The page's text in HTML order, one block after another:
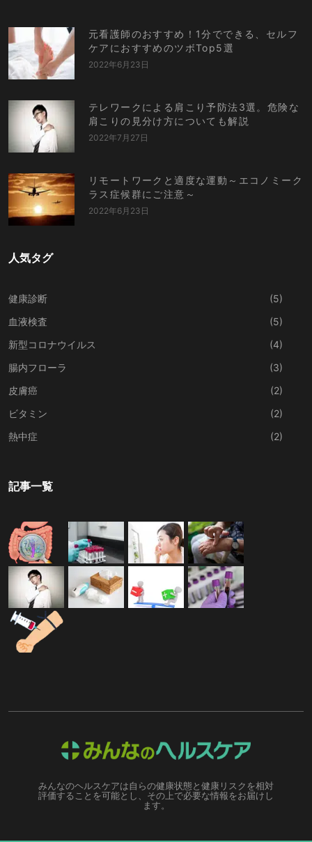
元看護師のおすすめ！1分でできる、セルフ
ケアにおすすめのツボTop5選
2022年6月23日
テレワークによる肩こり予防法3選。危険な
肩こりの見分け方についても解説
2022年7月27日
リモートワークと適度な運動～エコノミーク
ラス症候群にご注意～
2022年6月23日
人気タグ
健康診断
(5)
血液検査
(5)
新型コロナウイルス
(4)
腸内フローラ
(3)
皮膚癌
(2)
ビタミン
(2)
熱中症
(2)
記事一覧
みんなのヘルスケアは自らの健康状態と健康リスクを相対
評価することを可能とし、その上で必要な情報をお届けし
ます。